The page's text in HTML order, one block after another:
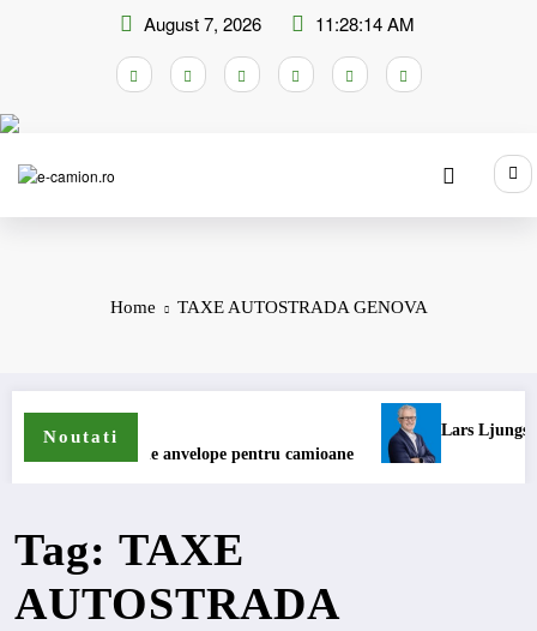
August 7, 2026 11:28:14 AM
Home TAXE AUTOSTRADA GENOVA
Noutati
gama de anvelope pentru camioane
Lars Ljungström a
Tag: TAXE
AUTOSTRADA